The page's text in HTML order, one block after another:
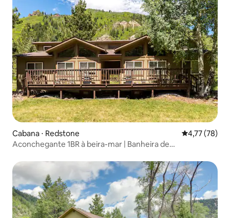
Cabana ⋅ Redstone 4,77 de uma
4,77 (78)
Aconchegante 1BR à beira-mar | Banheira de